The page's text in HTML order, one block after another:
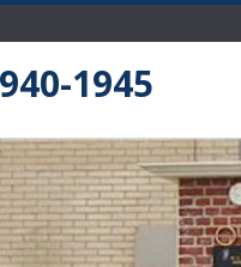
1945